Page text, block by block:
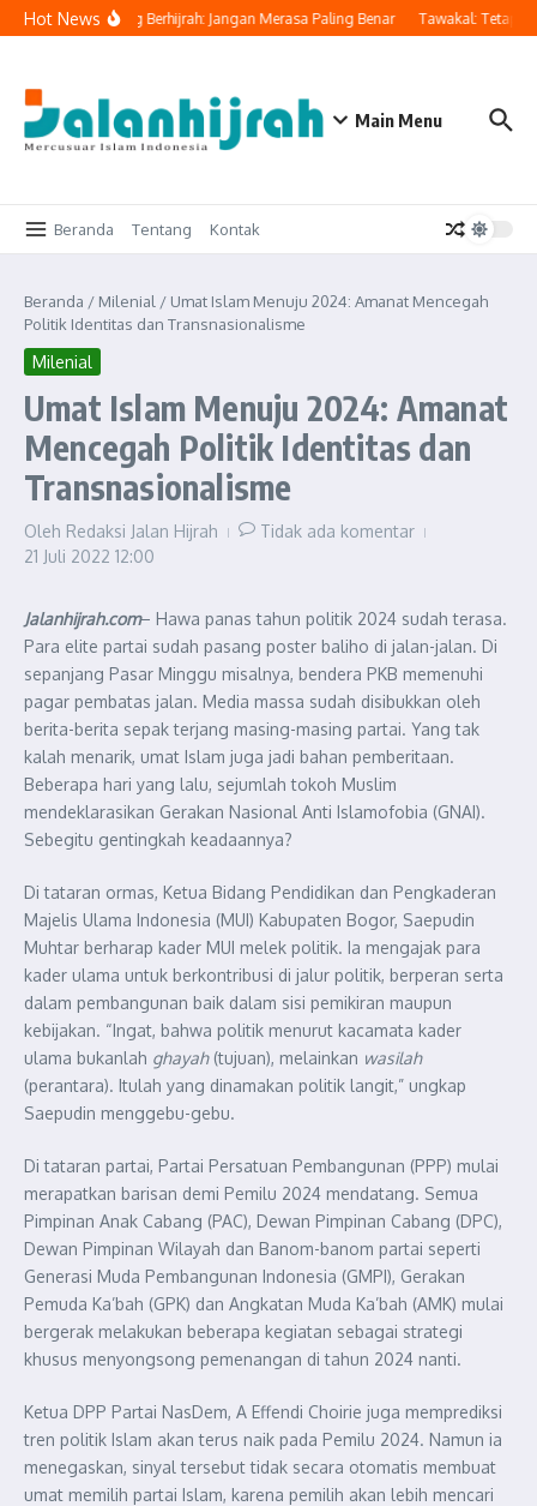
Lewati ke konten
Hot News
Orang Yang Berhijrah: Jangan Merasa Paling Benar Tawakal: Tetap
Main Menu
Beranda Tentang Kontak
Beranda / Milenial / Umat Islam Menuju 2024: Amanat Mencegah
Politik Identitas dan Transnasionalisme
Milenial
Umat Islam Menuju 2024: Amanat
Mencegah Politik Identitas dan
Transnasionalisme
Oleh Redaksi Jalan Hijrah
Tidak ada komentar
21 Juli 2022 12:00
Jalanhijrah.com– Hawa panas tahun politik 2024 sudah terasa.
Para elite partai sudah pasang poster baliho di jalan-jalan. Di
sepanjang Pasar Minggu misalnya, bendera PKB memenuhi
pagar pembatas jalan. Media massa sudah disibukkan oleh
berita-berita sepak terjang masing-masing partai. Yang tak
kalah menarik, umat Islam juga jadi bahan pemberitaan.
Beberapa hari yang lalu, sejumlah tokoh Muslim
mendeklarasikan Gerakan Nasional Anti Islamofobia (GNAI).
Sebegitu gentingkah keadaannya?
Di tataran ormas, Ketua Bidang Pendidikan dan Pengkaderan
Majelis Ulama Indonesia (MUI) Kabupaten Bogor, Saepudin
Muhtar berharap kader MUI melek politik. Ia mengajak para
kader ulama untuk berkontribusi di jalur politik, berperan serta
dalam pembangunan baik dalam sisi pemikiran maupun
kebijakan. “Ingat, bahwa politik menurut kacamata kader
ulama bukanlah ghayah(tujuan), melainkan wasilah
(perantara). Itulah yang dinamakan politik langit,” ungkap
Saepudin menggebu-gebu.
Di tataran partai, Partai Persatuan Pembangunan (PPP) mulai
merapatkan barisan demi Pemilu 2024 mendatang. Semua
Pimpinan Anak Cabang (PAC), Dewan Pimpinan Cabang (DPC),
Dewan Pimpinan Wilayah dan Banom-banom partai seperti
Generasi Muda Pembangunan Indonesia (GMPI), Gerakan
Pemuda Ka’bah (GPK) dan Angkatan Muda Ka’bah (AMK) mulai
bergerak melakukan beberapa kegiatan sebagai strategi
khusus menyongsong pemenangan di tahun 2024 nanti.
Ketua DPP Partai NasDem, A Effendi Choirie juga memprediksi
tren politik Islam akan terus naik pada Pemilu 2024. Namun ia
menegaskan, sinyal tersebut tidak secara otomatis membuat
umat memilih partai Islam, karena pemilih akan lebih mencari